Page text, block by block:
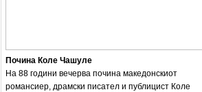
Почина Коле Чашуле
На 88 години вечерва почина македонскиот
романсиер, драмски писател и публицист Коле